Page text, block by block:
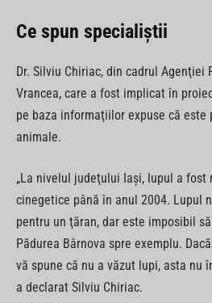
Ce spun specialiştii
Dr. Silviu Chiriac, din cadrul
Vrancea, care a fost implicat în
pe baza informaţiilor expuse că
animale.
„La nivelul judeţului Iaşi, lupul a fost
cinegetice până în anul 2004. Lupul
pentru un ţăran, dar este imposibil
Pădurea Bârnova spre exemplu.
vă spune că nu a văzut lupi, asta nu
a declarat Silviu Chiriac.